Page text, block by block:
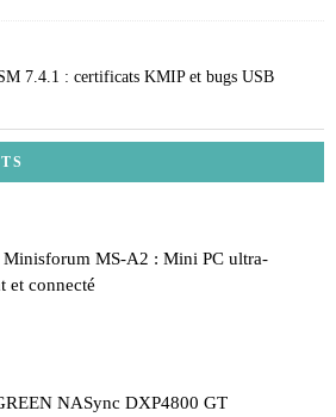
7.4.1 : certificats KMIP et bugs USB
Minisforum MS-A2 : Mini PC ultra-
et connecté
NASync DXP4800 GT